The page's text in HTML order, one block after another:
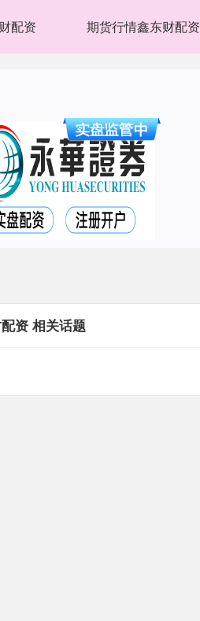
配资 期货行情鑫东财配资
资 相关话题